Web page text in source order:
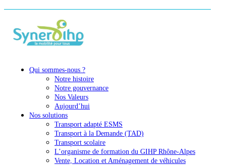
Qui sommes-nous ?
Notre histoire
Notre gouvernance
Nos Valeurs
Aujourd’hui
Nos solutions
Transport adapté ESMS
Transport à la Demande (TAD)
Transport scolaire
L’organisme de formation du GIHP Rhône-Alpes
Vente, Location et Aménagement de véhicules